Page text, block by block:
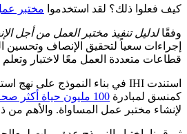
كيف فعلوا ذلك؟ لقد استخدموا مختبر
وفقًالدليل تنفيذ مختبر العمل من أجل
إجراءات سعياً لتحقيق الإنصاف
قطاعات متعددة العمل معًا لاختبار
استندت IHI في بناء النموذج على نهج استخدمه الشريك الاستراتيجي لـ IHI،
كمنسق لمبادرة 100 مليون حياة أكثر صحة
لإنشاء مختبر عمل المساواة. والأهم من